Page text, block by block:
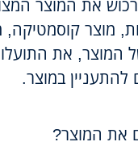
את המוצר
מוצר קוסמטיקה,
את
במוצר.
את המוצר?